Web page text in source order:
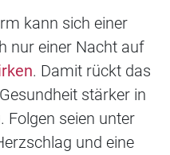
kann sich einer
nur einer Nacht auf
. Damit rückt das
stärker in
Folgen seien unter
und eine